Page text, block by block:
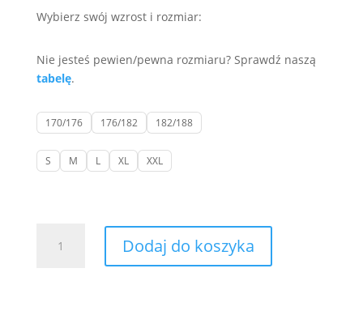
Wybierz swój wzrost i rozmiar:
Nie jesteś pewien/pewna rozmiaru? Sprawdź naszą
tabelę.
170/176 176/182 182/188
S M L XL XXL
Koszula
Dodaj do koszyka